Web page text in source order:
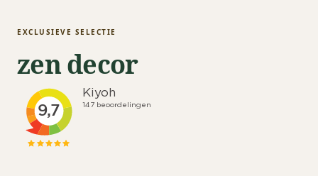
EXCLUSIEVE SELECTIE
zen decor